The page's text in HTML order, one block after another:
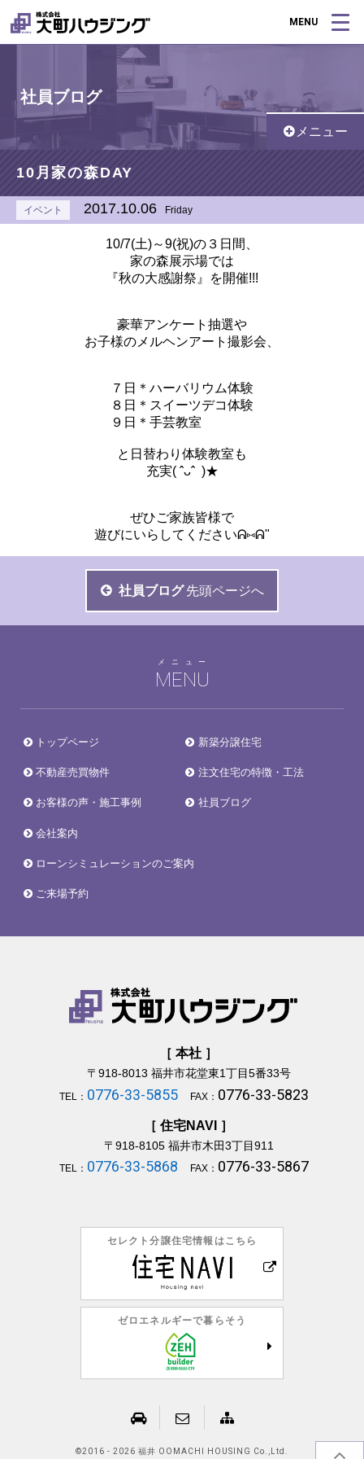
MENU
社員ブログ
メニュー
10月家の森DAY
イベント 2017.10.06 Friday
10/7(土)～9(祝)の３日間、
家の森展示場では
『秋の大感謝祭』を開催!!!
豪華アンケート抽選や
お子様のメルヘンアート撮影会、
７日＊ハーバリウム体験
８日＊スイーツデコ体験
９日＊手芸教室
と日替わり体験教室も
充実( ˆᴗˆ )★
ぜひご家族皆様で
遊びにいらしてくださいᕱ⑅ᕱ"
社員ブログ 先頭ページへ
MENU
メニュー
トップページ 新築分譲住宅
不動産売買物件 注文住宅の特徴・工法
お客様の声・施工事例 社員ブログ
会社案内
ローンシミュレーションのご案内
ご来場予約
［ 本社 ］
〒918-8013 福井市花堂東1丁目5番33号
TEL： 0776-33-5855 FAX： 0776-33-5823
［ 住宅NAVI ］
〒918-8105福井市木田3丁目911
TEL： 0776-33-5868 FAX： 0776-33-5867
セレクト分譲住宅情報はこちら
ゼロエネルギーで暮らそう
©2016 - 2026 福井 OOMACHI HOUSING Co.,Ltd.